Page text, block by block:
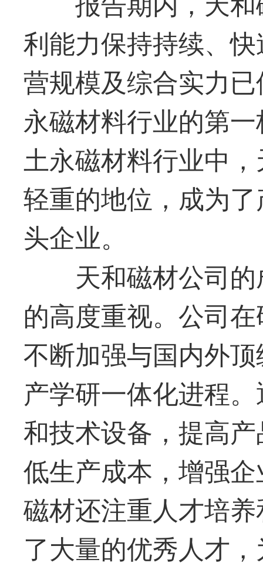
利能力保持持续、
营规模及综合实力
永磁材料行业的第
土永磁材料行业中，
轻重的地位，成为
头企业。
天和磁材公司
的高度重视。公司
不断加强与国内外
产学研一体化进程
和技术设备，提高
低生产成本，增强
磁材还注重人才培
了大量的优秀人才